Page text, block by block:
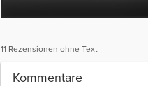
11 Rezensionen ohne Text
Kommentare